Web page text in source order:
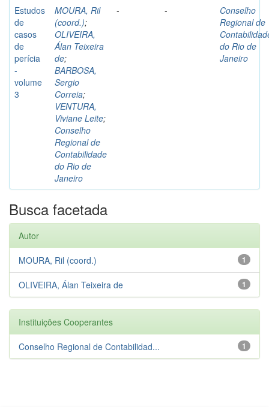
Estudos
de
casos
de
perícia
-
volume
3
MOURA, Ril
(coord.);
OLIVEIRA,
Álan Teixeira
de;
BARBOSA,
Sergio
Correia;
VENTURA,
Viviane Leite;
Conselho
Regional de
Contabilidade
do Rio de
Janeiro
- -
Conselho
Regional de
do Rio de
Janeiro
Busca facetada
Autor
1
MOURA, Ril (coord.)
1
OLIVEIRA, Álan Teixeira de
Instituições Cooperantes
1
Conselho Regional de Contabilidad...